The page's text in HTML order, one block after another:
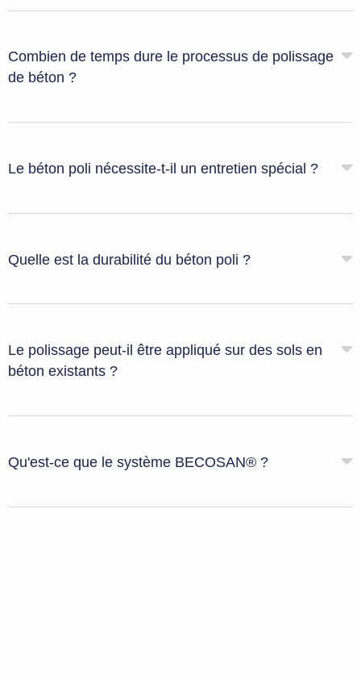
Combien de temps dure le processus de polissage
de béton ?
Le béton poli nécessite-t-il un entretien spécial ?
Quelle est la durabilité du béton poli ?
Le polissage peut-il être appliqué sur des sols en
béton existants ?
Qu'est-ce que le système BECOSAN® ?